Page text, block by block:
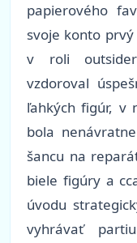
papierového
svoje konto
v roli
vzdoroval
ľahkých figúr, v
bola
šancu na
biele figúry a
úvodu
vyhrávať